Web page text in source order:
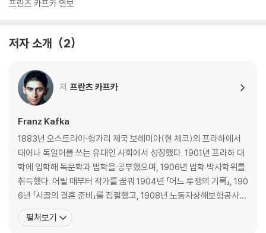
프란츠 카프카 연보
저자 소개 2
저 프란츠 카프카
Franz Kafka
1883년 오스트리아·헝가리 제국 보헤미아(현 체코)의 프라하에서
태어나 독일어를 쓰는 유대인 사회에서 성장했다. 1901년 프라하 대
학에 입학해 독문학과 법학을 공부했으며, 1906년 법학 박사학위를
취득했다. 어릴 때부터 작가를 꿈꿔 1904년 「어느 투쟁의 기록」, 190
6년 「시골의 결혼 준비」를 집필했고, 1908년 노동자상해보험공사에
취직한 이후로도 14년 동안 직장생활과 글쓰기 작업을 병행했다. 「선
고」 「변신」 「유형지에서」 등의 단편과 『실종자』 『소송』 『성』 등의 미완
펼쳐보기